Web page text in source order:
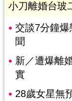
小刀離婚台玻
交談7分鐘
聞
新／遭爆離
實
28歲女星無